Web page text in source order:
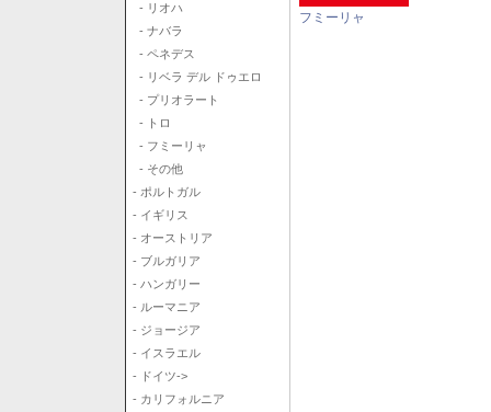
- リオハ
- ナバラ
- ペネデス
- リベラ デル ドゥエロ
- プリオラート
- トロ
- フミーリャ
- その他
- ポルトガル
- イギリス
- オーストリア
- ブルガリア
- ハンガリー
- ルーマニア
- ジョージア
- イスラエル
- ドイツ->
- カリフォルニア
フミーリャ